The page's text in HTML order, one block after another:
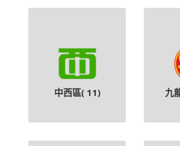
中西區( 11) 九